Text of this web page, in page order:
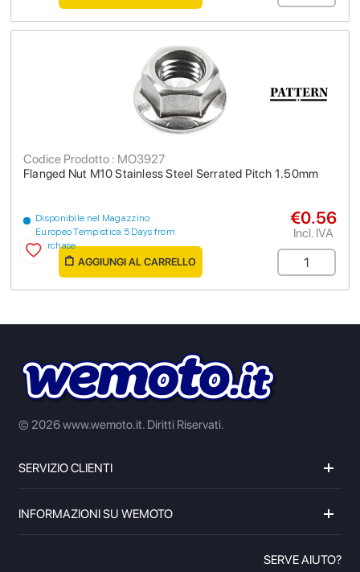
Flanged Nut M10 Stainless Steel Serrated Pitch 1.50mm
Codice Prodotto : MO3927
Disponibile nel Magazzino
Europeo Tempistica 5 Days from
purchase
€0.56
Incl. IVA
AGGIUNGI AL CARRELLO
© 2026 www.wemoto.it. Diritti Riservati.
SERVIZIO CLIENTI
INFORMAZIONI SU WEMOTO
SERVE AIUTO?